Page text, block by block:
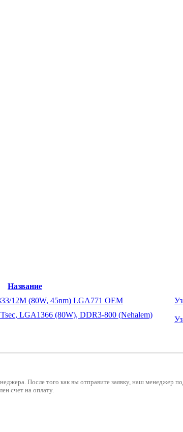
Название
12M (80W, 45nm) LGA771 ОЕМ
LGA1366 (80W), DDR3-800 (Nehalem)
После того как вы отправите заявку, наш менеджер
счет на оплату.